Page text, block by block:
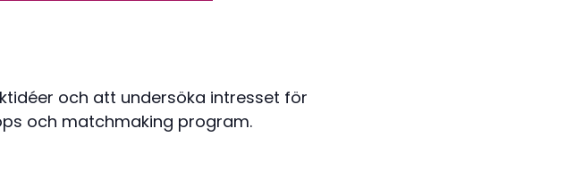
och att undersöka intresset för
och matchmaking program.